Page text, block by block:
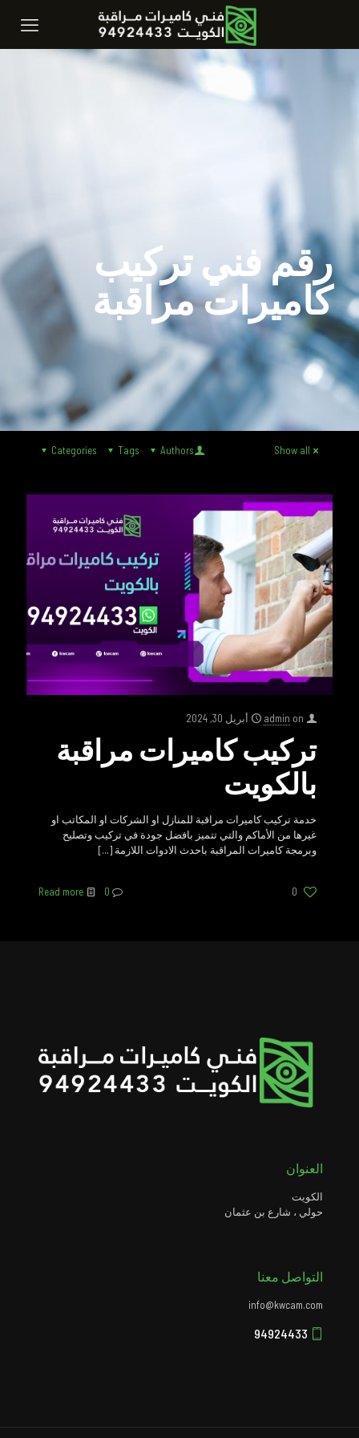
رقم فني تركيب
كاميرات مراقبة
Categories Tags Authors Show all
admin on أبريل 30, 2024
تركيب كاميرات مراقبة
بالكويت
خدمة تركيب كاميرات مراقبة للمنازل او الشركات او المكاتب او
غيرها من الأماكم والتي تتميز بافضل جودة في تركيب وتصليح
وبرمجة كاميرات المراقبة باحدث الادوات اللازمة […]
0
0
Read more
العنوان
الكويت
حولي ، شارع بن عثمان
التواصل معنا
info@kwcam.com